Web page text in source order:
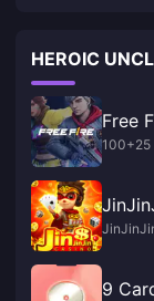
HEROIC
Free
100+25
9